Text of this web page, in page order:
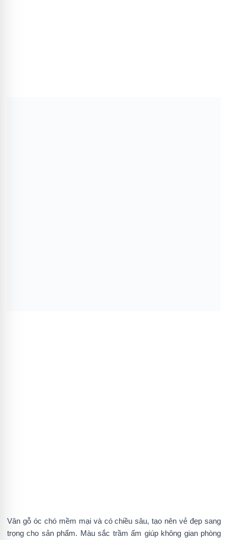
Vân gỗ óc chó mềm mại và có chiều sâu, tạo nên vẻ đẹp sang
trọng cho sản phẩm. Màu sắc trầm ấm giúp không gian phòng